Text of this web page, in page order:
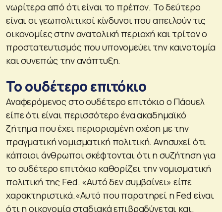
νωρίτερα από ότι είναι το πρέπον. Το δεύτερο
είναι οι γεωπολιτικοί κίνδυνοι που απειλούν τις
οικονομίες στην ανατολική περιοχή και τρίτον ο
προστατευτισμός που υπονομεύει την καινοτομία
και συνεπώς την ανάπτυξη.
To ουδέτερο επιτόκιο
Αναφερόμενος στο ουδέτερο επιτόκιο ο Πάουελ
είπε ότι είναι περισσότερο ένα ακαδημαϊκό
ζήτημα που έχει περιορισμένη σχέση με την
πραγματική νομισματική πολιτική. Ανησυχεί ότι
κάποιοι άνθρωποι σκέφτονται ότι η συζήτηση για
το ουδέτερο επιτόκιο καθορίζει την νομισματική
πολιτική της Fed. «Αυτό δεν συμβαίνει» είπε
χαρακτηριστικά.«Αυτό που παρατηρεί η Fed είναι
ότι η οικονομία σταδιακά επιβραδύνεται και.